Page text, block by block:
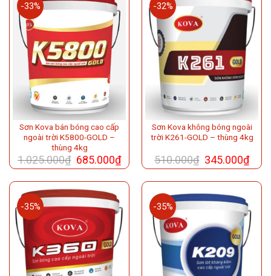
-33%
Sơn Kova bán bóng cao cấp
ngoài trời K5800-GOLD –
thùng 4kg
1.025.000₫ 685.000₫
-32%
Sơn Kova không bóng ngoài
trời K261-GOLD – thùng 4kg
510.000₫ 345.000₫
-35% -35%